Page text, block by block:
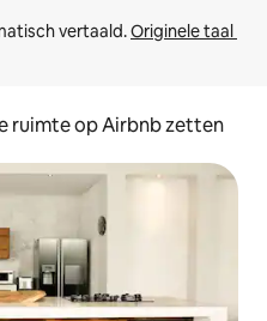
vertaald. Originele taal
ruimte op Airbnb zetten